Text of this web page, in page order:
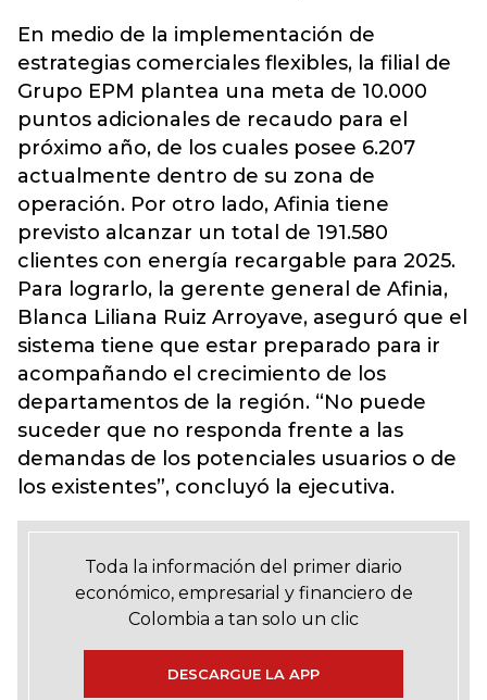
En medio de la implementación de
estrategias comerciales flexibles, la filial de
Grupo EPM plantea una meta de 10.000
puntos adicionales de recaudo para el
próximo año, de los cuales posee 6.207
actualmente dentro de su zona de
operación. Por otro lado, Afinia tiene
previsto alcanzar un total de 191.580
clientes con energía recargable para 2025.
Para lograrlo, la gerente general de Afinia,
Blanca Liliana Ruiz Arroyave, aseguró que el
sistema tiene que estar preparado para ir
acompañando el crecimiento de los
departamentos de la región. “No puede
suceder que no responda frente a las
demandas de los potenciales usuarios o de
los existentes”, concluyó la ejecutiva.
Toda la información del primer diario
económico, empresarial y financiero de
Colombia a tan solo un clic
DESCARGUE LA APP